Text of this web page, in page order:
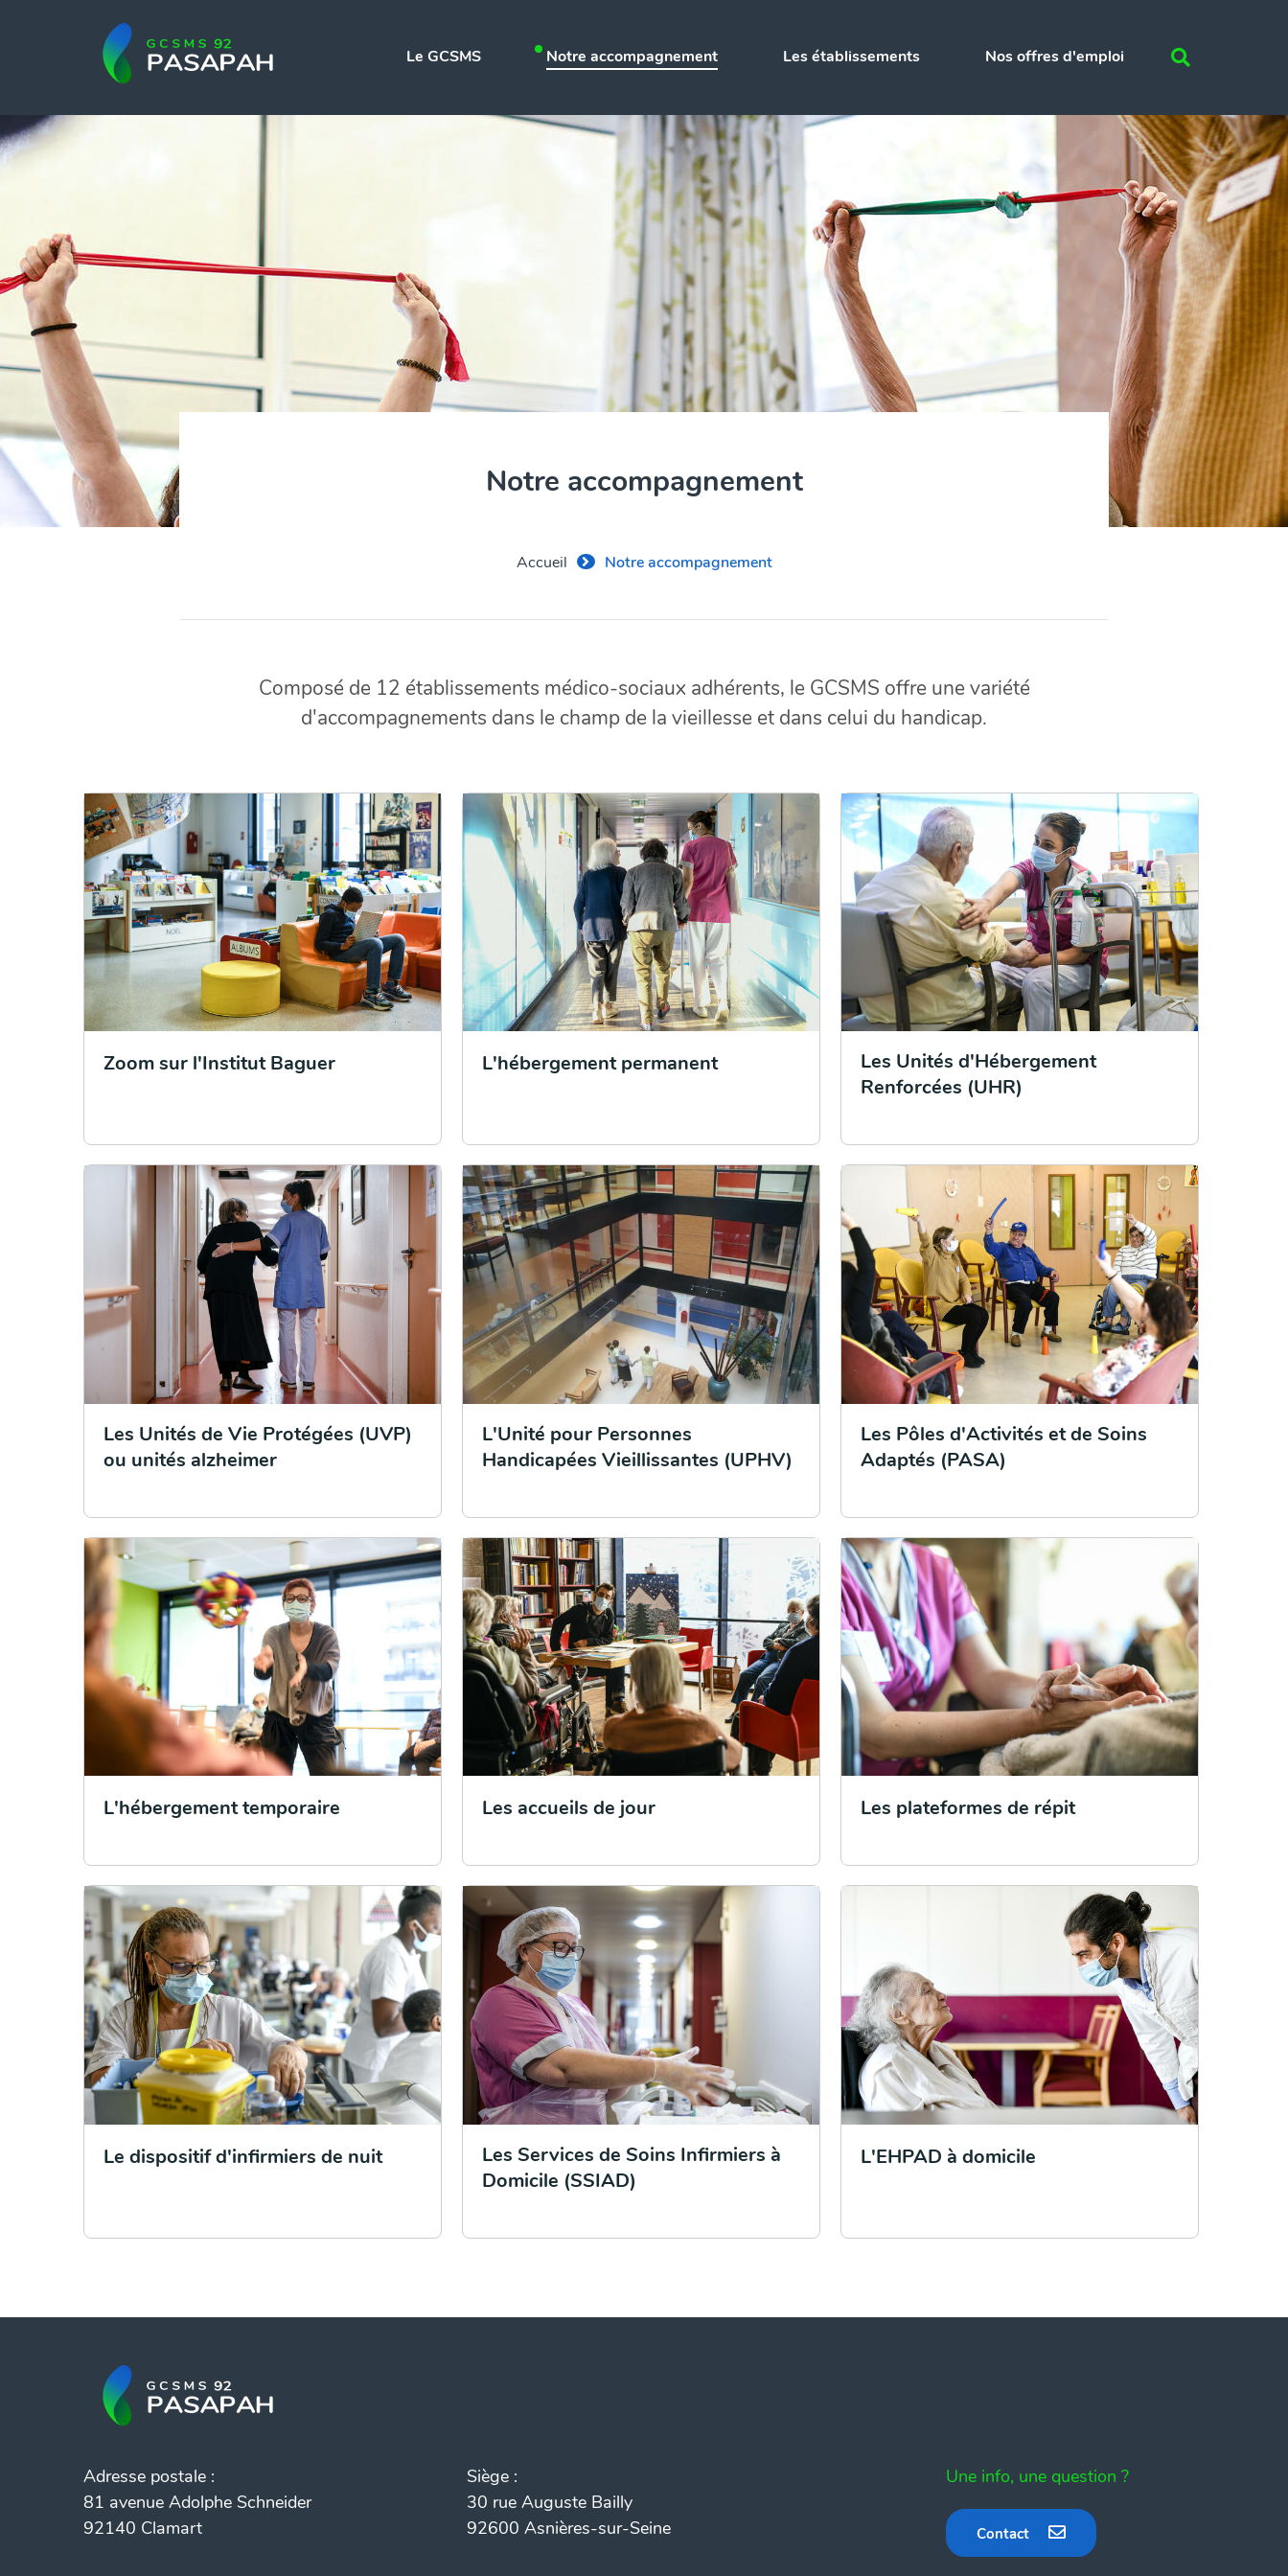
Le GCSMS Notre accompagnement Les établissements Nos offres d'emploi
Notre accompagnement
Accueil Notre accompagnement
Composé de 12 établissements médico-sociaux adhérents, le GCSMS offre une variété
d'accompagnements dans le champ de la vieillesse et dans celui du handicap.
Zoom sur l'Institut Baguer L'hébergement permanent
Les Unités d'Hébergement
Renforcées (UHR)
Les Unités de Vie Protégées (UVP)
ou unités alzheimer
L'Unité pour Personnes
Handicapées Vieillissantes (UPHV)
Les Pôles d'Activités et de Soins
Adaptés (PASA)
L'hébergement temporaire Les accueils de jour Les plateformes de répit
Le dispositif d'infirmiers de nuit
Les Services de Soins Infirmiers à
Domicile (SSIAD)
L'EHPAD à domicile
Adresse postale :
81 avenue Adolphe Schneider
92140 Clamart
Siège :
30 rue Auguste Bailly
92600 Asnières-sur-Seine
Une info, une question ?
Contact